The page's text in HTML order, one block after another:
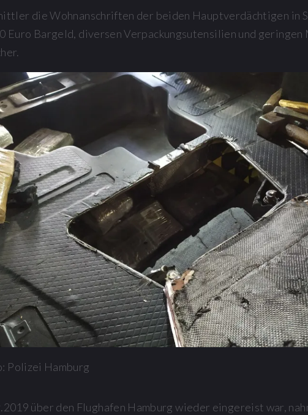
die Wohnanschriften der beiden Hauptverdächtigen in
Bargeld, diversen Verpackungsutensilien und
Polizei Hamburg
über den Flughafen Hamburg wieder eingereist war,